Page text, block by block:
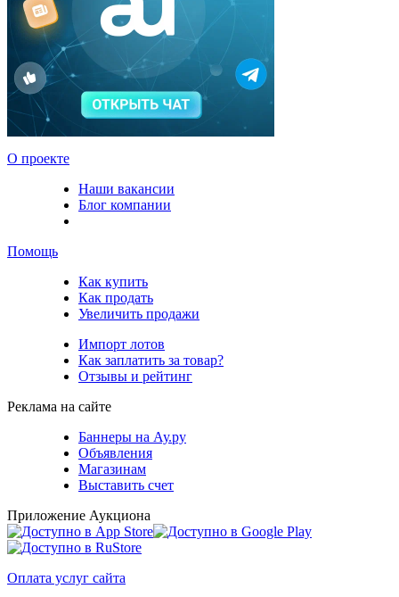
О проекте
Наши вакансии
Блог компании
Помощь
Как купить
Как продать
Увеличить продажи
Импорт лотов
Как заплатить за товар?
Отзывы и рейтинг
Реклама на сайте
Баннеры на Ау.ру
Объявления
Магазинам
Выставить счет
Приложение Аукциона
Оплата услуг сайта